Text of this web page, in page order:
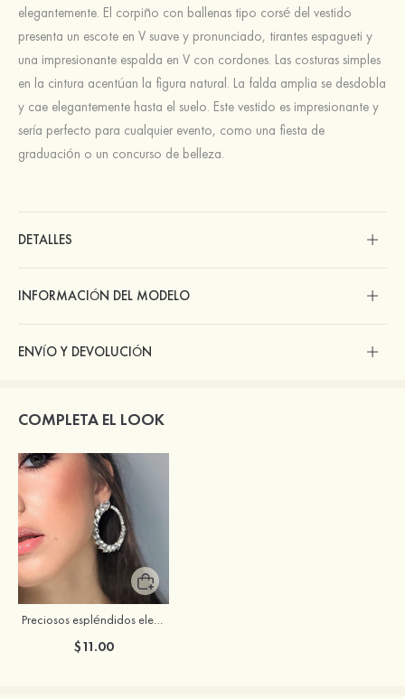
elegantemente. El corpiño con ballenas tipo corsé del vestido
presenta un escote en V suave y pronunciado, tirantes espagueti y
una impresionante espalda en V con cordones. Las costuras simples
en la cintura acentúan la figura natural. La falda amplia se desdobla
y cae elegantemente hasta el suelo. Este vestido es impresionante y
sería perfecto para cualquier evento, como una fiesta de
graduación o un concurso de belleza.
DETALLES
INFORMACIÓN DEL MODELO
ENVÍO Y DEVOLUCIÓN
COMPLETA EL LOOK
Preciosos espléndidos elegantes zirconio cúbico rhinestones pendientes
$11.00